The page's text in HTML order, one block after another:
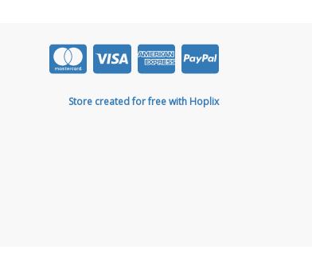
Store created for free with Hoplix